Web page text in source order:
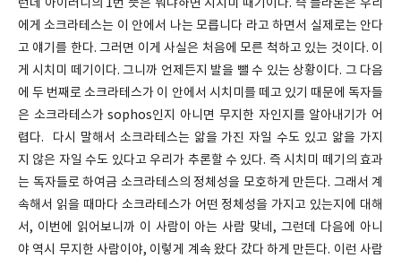
런데 아이러니의 1번 뜻은 뭐냐하면 시치미 때기이다. 즉 플라톤은 우리
에게 소크라테스는 이 안에서 나는 모릅니다 라고 하면서 실제로는 안다
고 얘기를 한다. 그러면 이게 사실은 처음에 모른 척하고 있는 것이다. 이
게 시치미 떼기이다. 그니까 언제든지 발을 뺄 수 있는 상황이다. 그 다음
에 두 번째로 소크라테스가 이 안에서 시치미를 떼고 있기 때문에 독자들
은 소크라테스가 sophos인지 아니면 무지한 자인지를 알아내기가 어
렵다. 다시 말해서 소크라테스는 앎을 가진 자일 수도 있고 앎을 가지
지 않은 자일 수도 있다고 우리가 추론할 수 있다. 즉 시치미 떼기의 효과
는 독자들로 하여금 소크라테스의 정체성을 모호하게 만든다. 그래서 계
속해서 읽을 때마다 소크라테스가 어떤 정체성을 가지고 있는지에 대해
서, 이번에 읽어보니까 이 사람이 아는 사람 맞네, 그런데 다음에 아니
야 역시 무지한 사람이야, 이렇게 계속 왔다 갔다 하게 만든다. 이런 사람